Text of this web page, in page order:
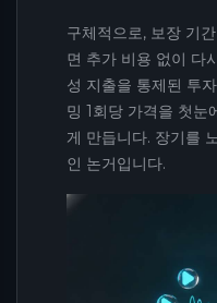
구체적으로, 보장 기
면 추가 비용 없이 다
성 지출을 통제된 투
밍 1회당 가격을 첫눈
게 만듭니다. 장기를
인 논거입니다.